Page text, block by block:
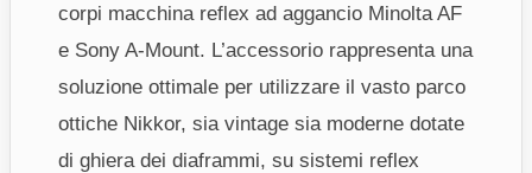
corpi macchina reflex ad aggancio Minolta AF
e Sony A-Mount. L’accessorio rappresenta una
soluzione ottimale per utilizzare il vasto parco
ottiche Nikkor, sia vintage sia moderne dotate
di ghiera dei diaframmi, su sistemi reflex